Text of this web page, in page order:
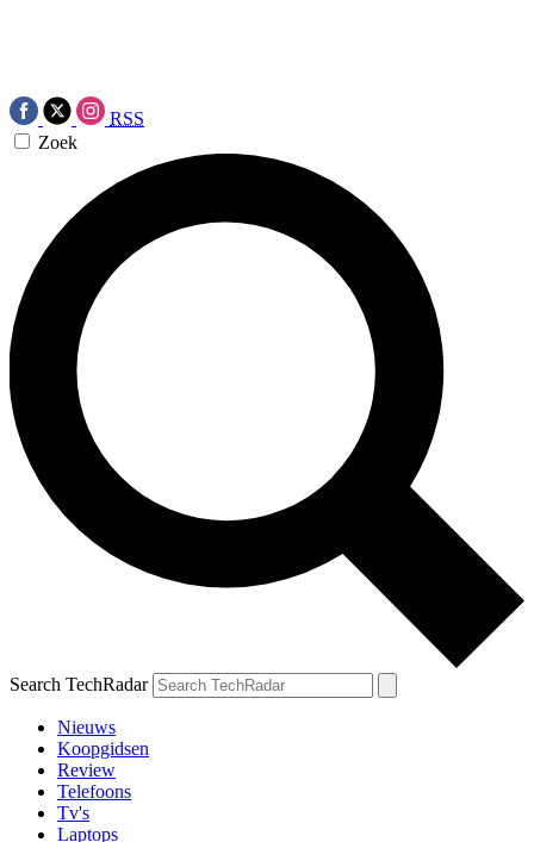
RSS
Zoek
Search TechRadar
Nieuws
Koopgidsen
Review
Telefoons
Tv's
Laptops